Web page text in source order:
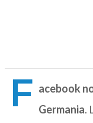
F acebook
Germania.